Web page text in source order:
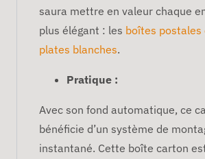
saura mettre en valeur chaque
plus élégant : les boîtes
plates blanches.
Pratique :
Avec son fond automatique, ce
bénéficie d’un système de
instantané. Cette boîte carton